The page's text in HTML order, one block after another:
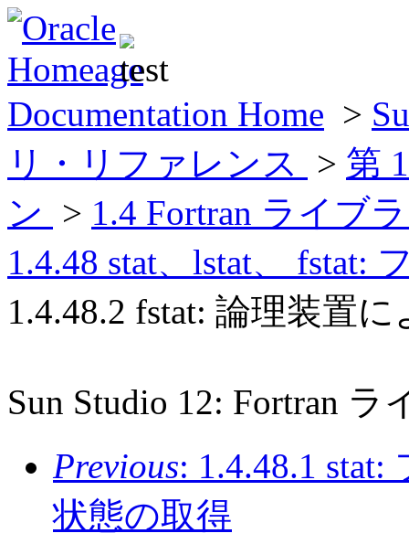
Documentation Home >
リ・リファレンス
> 第
ン
> 1.4 Fortran ライブ
1.4.48 stat、lstat、 fstat:
1.4.48.2 fstat: 論理装置
Sun Studio 12: Fortran
Previous: 1.4.48.1
状態の取得